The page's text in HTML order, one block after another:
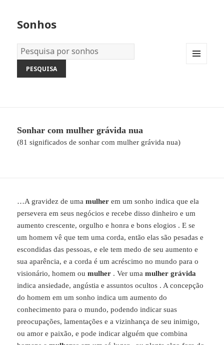
Sonhos
Dicionário
dos
Sonhos:
Sonhar com mulher grávida nua
(81 significados de sonhar com mulher grávida nua)
…A gravidez de umamulher em um sonho indica que ela
persevera em seus negócios e recebe disso dinheiro e um
aumento crescente, orgulho e honra e bons elogios . E se
um homem vê que tem uma corda, então elas são pesadas e
escondidas das pessoas, e ele tem medo de seu aumento e
sua aparência, e a corda é um acréscimo no mundo para o
visionário, homem oumulher . Ver umamulher grávida
indica ansiedade, angústia e assuntos ocultos . A concepção
do homem em um sonho indica um aumento do
conhecimento para o mundo, podendo indicar suas
preocupações, lamentações e a vizinhança de seu inimigo,
ou amor e paixão, e pode indicar alguém que combina